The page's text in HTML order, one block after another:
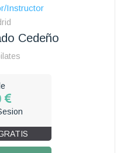
Instructor
Cedeño